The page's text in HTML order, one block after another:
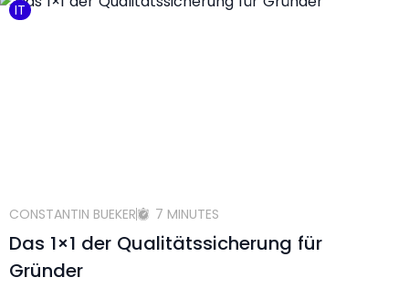
IT
CONSTANTIN BUEKER 7 MINUTES
Das 1×1 der Qualitätssicherung für
Gründer